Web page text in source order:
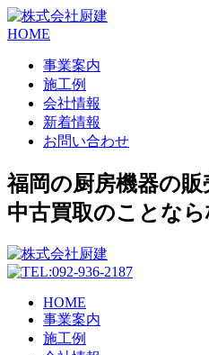
HOME
事業案内
施工例
会社情報
新着情報
お問い合わせ
福岡の厨房機器の販
中古買取のことな
HOME
事業案内
施工例